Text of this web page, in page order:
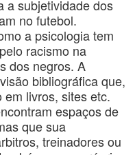
a subjetividade dos
no futebol.
a psicologia tem
racismo na
dos negros. A
bibliográfica que,
livros, sites etc.
espaços de
que sua
treinadores ou